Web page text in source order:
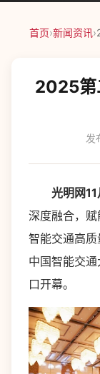
首页›新闻资讯›
2025第
发
光明网11
深度融合，
智能交通高
中国智能交
口开幕。